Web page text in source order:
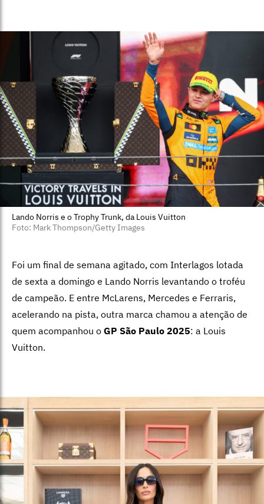
Lando Norris e o Trophy Trunk, da Louis Vuitton
Foto: Mark Thompson/Getty Images
Foi um final de semana agitado, com Interlagos lotada
de sexta a domingo e Lando Norris levantando o troféu
de campeão. E entre McLarens, Mercedes e Ferraris,
acelerando na pista, outra marca chamou a atenção de
quem acompanhou o GP São Paulo 2025: a Louis
Vuitton.